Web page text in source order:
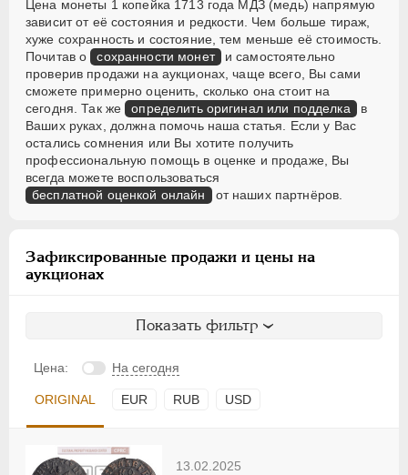
Цена монеты 1 копейка 1713 года МДЗ (медь) напрямую
зависит от её состояния и редкости. Чем больше тираж,
хуже сохранность и состояние, тем меньше её стоимость.
Почитав о сохранности монет и самостоятельно
проверив продажи на аукционах, чаще всего, Вы сами
сможете примерно оценить, сколько она стоит на
сегодня. Так же определить оригинал или подделка в
Ваших руках, должна помочь наша статья. Если у Вас
остались сомнения или Вы хотите получить
профессиональную помощь в оценке и продаже, Вы
всегда можете воспользоваться
бесплатной оценкой онлайн от наших партнёров.
Зафиксированные продажи и цены на
аукционах
Показать фильтр
Цена: На сегодня
ORIGINAL EUR RUB USD
13.02.2025